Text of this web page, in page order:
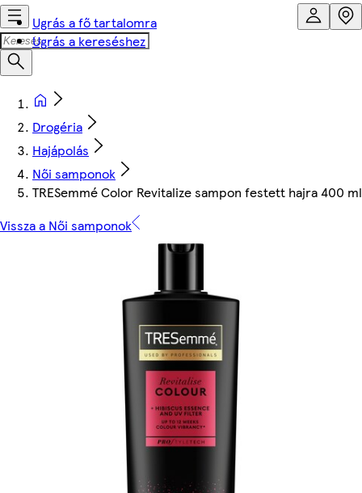
Ugrás a fő tartalomra
Ugrás a kereséshez
Drogéria
Hajápolás
Női samponok
TRESemmé Color Revitalize sampon festett hajra 400 ml
Vissza a Női samponok